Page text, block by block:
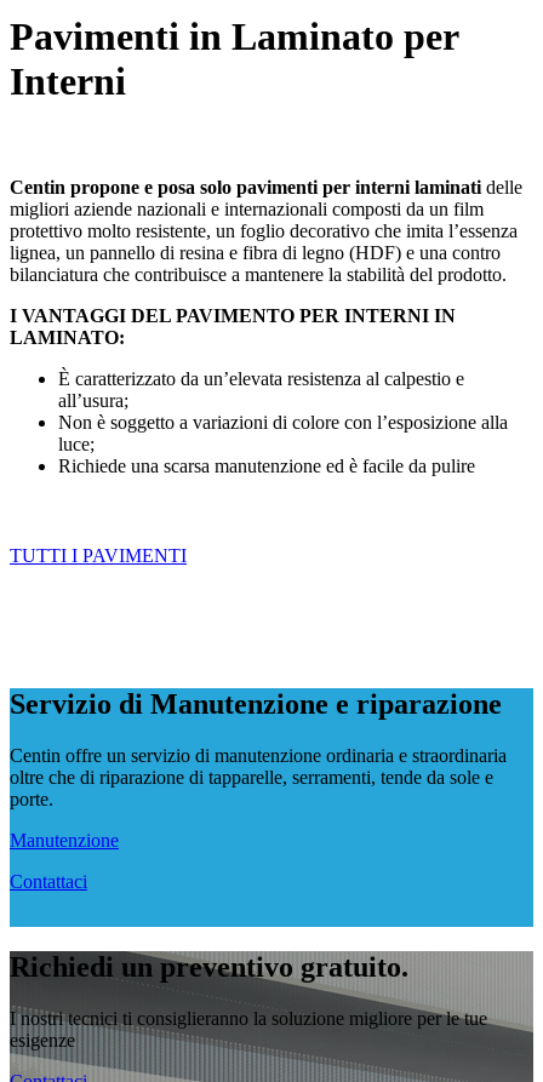
Pavimenti in Laminato per
Interni
Centin propone e posa solo pavimenti per interni laminati delle
migliori aziende nazionali e internazionali composti da un film
protettivo molto resistente, un foglio decorativo che imita l’essenza
lignea, un pannello di resina e fibra di legno (HDF) e una contro
bilanciatura che contribuisce a mantenere la stabilità del prodotto.
I VANTAGGI DEL PAVIMENTO PER INTERNI IN
LAMINATO:
È caratterizzato da un’elevata resistenza al calpestio e
all’usura;
Non è soggetto a variazioni di colore con l’esposizione alla
luce;
Richiede una scarsa manutenzione ed è facile da pulire
TUTTI I PAVIMENTI
Servizio di Manutenzione e riparazione
Centin offre un servizio di manutenzione ordinaria e straordinaria
oltre che di riparazione di tapparelle, serramenti, tende da sole e
porte.
Manutenzione
Contattaci
Richiedi un preventivo gratuito.
I nostri tecnici ti consiglieranno la soluzione migliore per le tue
esigenze